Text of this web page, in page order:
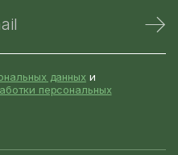
данных и
персональных